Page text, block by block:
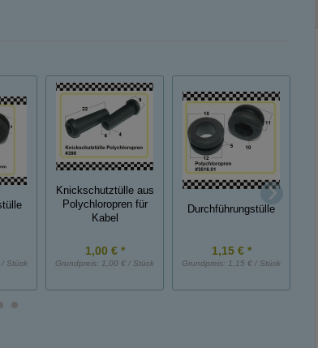
Stück
Knickschutztülle aus
Polychloropren für
Kabel
1,00 € *
Grundpreis: 1,00 € / Stück
Durchführungstülle
1,15 € *
Grundpreis: 1,15 € / Stück